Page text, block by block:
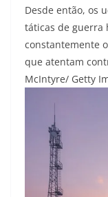
Desde então, os
táticas de guerra
constantemente
que atentam
McIntyre/ Getty